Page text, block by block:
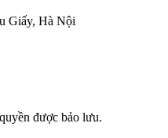
Giấy, Hà Nội
được bảo lưu.